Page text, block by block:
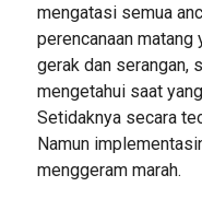
mengatasi semua
perencanaan matang
gerak dan serangan,
mengetahui saat
Setidaknya secara
Namun
menggeram marah.